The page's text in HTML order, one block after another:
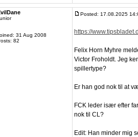
31 Aug 2008
82
Posted: 17.08.2025
https://
Felix Horn Myhre
Victor Froholdt. Jeg
spillertype?
Er han god nok til at
FCK leder især efter
nok til CL?
Edit: Han minder mig